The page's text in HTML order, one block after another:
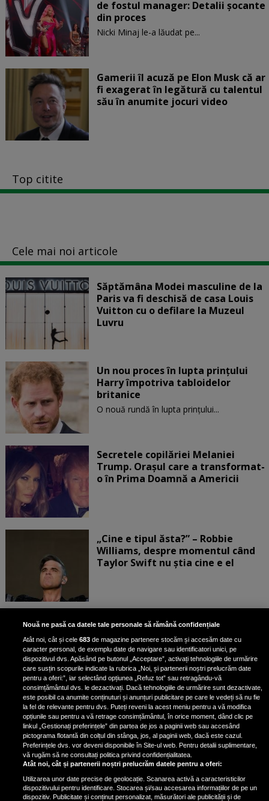
de fostul manager: Detalii șocante
din proces
Nicki Minaj le-a lăudat pe...
Gamerii îl acuză pe Elon Musk că ar
fi exagerat în legătură cu talentul
său în anumite jocuri video
Top citite
Cele mai noi articole
Săptămâna Modei masculine de la
Paris va fi deschisă de casa Louis
Vuitton cu o defilare la Muzeul
Luvru
Un nou proces în lupta prinţului
Harry împotriva tabloidelor
britanice
O nouă rundă în lupta prinţului...
Secretele copilăriei Melaniei
Trump. Orașul care a transformat-
o în Prima Doamnă a Americii
„Cine e tipul ăsta?” – Robbie
Williams, despre momentul când
Taylor Swift nu știa cine e el
Bruce Dickinson, solistul trupei
Iron Maiden, şi-a arătat talentul
de scrimer la un concurs în Franţa
Nicki Minaj, acuzată de agresiune
de fostul manager: Detalii șocante
din proces
Nicki Minaj le-a lăudat pe...
Nouă ne pasă ca datele tale personale să rămână confidențiale
Atât noi, cât și cele683 de magazine partenere stocăm și accesăm date cu
caracter personal, de exemplu date de navigare sau identificatori unici, pe
dispozitivul dvs. Apăsând pe butonul „Acceptare”, activați tehnologiile de urmărire
care susțin scopurile indicate la rubrica „Noi, și partenerii noștri prelucrăm date
pentru a oferi:”, iar selectând opțiunea „Refuz tot” sau retragându-vă
consimțământul dvs. le dezactivați. Dacă tehnologiile de urmărire sunt dezactivate,
este posibil ca anumite conținuturi și anunțuri publicitare pe care le vedeți să nu fie
la fel de relevante pentru dvs. Puteți reveni la acest meniu pentru a vă modifica
opțiunile sau pentru a vă retrage consimțământul, în orice moment, dând clic pe
linkul „Gestionați preferințele” din partea de jos a paginii web sau accesând
pictograma flotantă din colțul din stânga, jos, al paginii web, dacă este cazul.
Preferințele dvs. vor deveni disponibile în Site-ul web. Pentru detalii suplimentare,
vă rugăm să ne consultați politica privind confidențialitatea.
Atât noi, cât și partenerii noștri prelucrăm datele pentru a oferi:
Utilizarea unor date precise de geolocație. Scanarea activă a caracteristicilor
dispozitivului pentru identificare. Stocarea și/sau accesarea informațiilor de pe un
dispozitiv. Publicitate și conținut personalizat, măsurători ale publicității și de